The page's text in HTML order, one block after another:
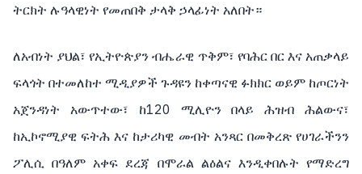
ትርክት ሉዓላዊነት የመጠበቅ ታላቅ ኃላፊነት አለበት።
ለአብነት ያህል፣ የኢትዮጵያን ብሔራዊ ጥቅም፣ የባሕር በር እና አጠቃላይ
ፍላጎት በተመለከተ ሚዲያዎች ጉዳዩን ከቀጣናዊ ፉክክር ወይም ከጦርነት
አጀንዳነት አውጥተው፣ ከ120 ሚሊዮን በላይ ሕዝብ ሕልውና፣
ከኢኮኖሚያዊ ፍትሕ እና ከታሪካዊ መብት አንጻር በመቅረጽ የሀገራችንን
ፖሊሲ በዓለም አቀፍ ደረጃ በሞራል ልዕልና እንዲቀበሉት የማድረግ